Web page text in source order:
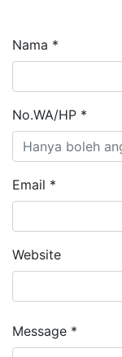
Nama *
No.WA/HP *
Email *
Website
Message *